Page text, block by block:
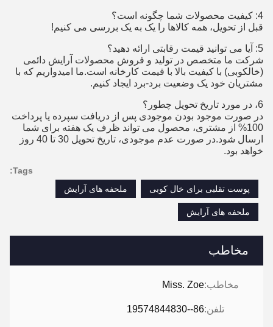
مخاطب
مخاطب:Miss. Zoe
تلفن:86--19574844830
4: کیفیت محصولات شما چگونه است؟
قبل از تحویل، همه کالاها را یک به یک بررسی می کنیم!
5: آیا می توانید قیمت رقابتی ارائه دهید؟
شرکت ما متخصص در تولید و فروش محصولات آرایش دائمی
(خالکوبی) با کیفیت بالا با قیمت کارخانه است.ما امیدواریم که با
مشتریان خود یک وضعیت برد-برد ایجاد کنیم.
6، در مورد تاریخ تحویل چطور؟
در صورت موجود بودن موجودی پس از دریافت سپرده یا پرداخت
100% از مشتری، محصول می تواند ظرف یک هفته برای شما
ارسال شود.در صورت عدم موجودی، تاریخ تحویل 30 تا 40 روز
خواهد بود.
Tags:
پوست تقلبی برای خال کوبی
ملحفه های آرایش
ملحفه های آرایش